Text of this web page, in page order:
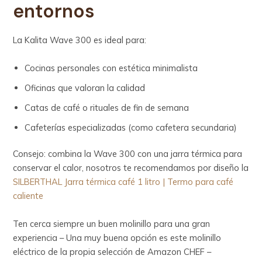
entornos
La Kalita Wave 300 es ideal para:
Cocinas personales con estética minimalista
Oficinas que valoran la calidad
Catas de café o rituales de fin de semana
Cafeterías especializadas (como cafetera secundaria)
Consejo: combina la Wave 300 con una jarra térmica para
conservar el calor, nosotros te recomendamos por diseño la
SILBERTHAL Jarra térmica café 1 litro | Termo para café
caliente
Ten cerca siempre un buen molinillo para una gran
experiencia – Una muy buena opción es este molinillo
eléctrico de la propia selección de Amazon CHEF –